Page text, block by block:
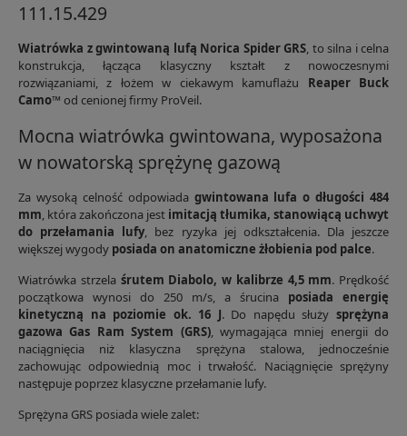
111.15.429
Wiatrówka z gwintowaną lufą Norica Spider GRS, to silna i celna
konstrukcja, łącząca klasyczny kształt z nowoczesnymi
rozwiązaniami, z łożem w ciekawym kamuflażu Reaper Buck
Camo™ od cenionej firmy ProVeil.
Mocna wiatrówka gwintowana, wyposażona
w nowatorską sprężynę gazową
Za wysoką celność odpowiada gwintowana lufa o długości 484
mm, która zakończona jest imitacją tłumika, stanowiącą uchwyt
do przełamania lufy, bez ryzyka jej odkształcenia. Dla jeszcze
większej wygody posiada on anatomiczne żłobienia pod palce.
Wiatrówka strzela śrutem Diabolo, w kalibrze 4,5 mm. Prędkość
początkowa wynosi do 250 m/s, a śrucina posiada energię
kinetyczną na poziomie ok. 16 J. Do napędu służysprężyna
gazowa Gas Ram System (GRS), wymagająca mniej energii do
naciągnięcia niż klasyczna sprężyna stalowa, jednocześnie
zachowując odpowiednią moc i trwałość. Naciągnięcie sprężyny
następuje poprzez klasyczne przełamanie lufy.
Sprężyna GRS posiada wiele zalet: